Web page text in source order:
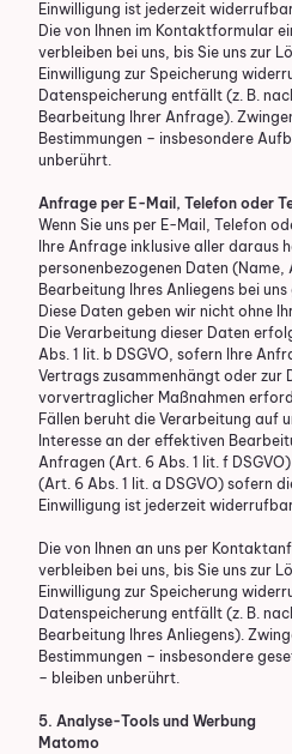
Einwilligung ist jederzeit
Die von Ihnen im Kontaktformular
verbleiben bei uns, bis Sie uns zur
Einwilligung zur Speicherung
Datenspeicherung entfällt (z. B.
Bearbeitung Ihrer Anfrage).
Bestimmungen – insbesondere
unberührt.
Anfrage per E-Mail, Telefon oder
Wenn Sie uns per E-Mail, Telefon
Ihre Anfrage inklusive aller daraus
personenbezogenen Daten
Bearbeitung Ihres Anliegens bei
Diese Daten geben wir nicht ohne
Die Verarbeitung dieser Daten
Abs. 1 lit. b DSGVO, sofern Ihre
Vertrags zusammenhängt oder zur
vorvertraglicher Maßnahmen
Fällen beruht die Verarbeitung auf
Interesse an der effektiven
Anfragen (Art. 6 Abs. 1 lit. f
(Art. 6 Abs. 1 lit. a DSGVO) sofern
Einwilligung ist jederzeit
Die von Ihnen an uns per
verbleiben bei uns, bis Sie uns zur
Einwilligung zur Speicherung
Datenspeicherung entfällt (z. B.
Bearbeitung Ihres Anliegens).
Bestimmungen – insbesondere
– bleiben unberührt.
5. Analyse-Tools und Werbung
Matomo